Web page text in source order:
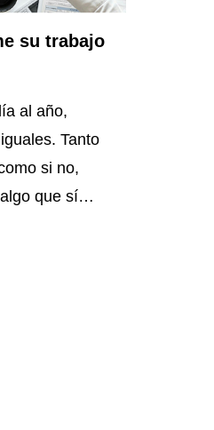
su trabajo
al año,
Tanto
si no,
que sí…